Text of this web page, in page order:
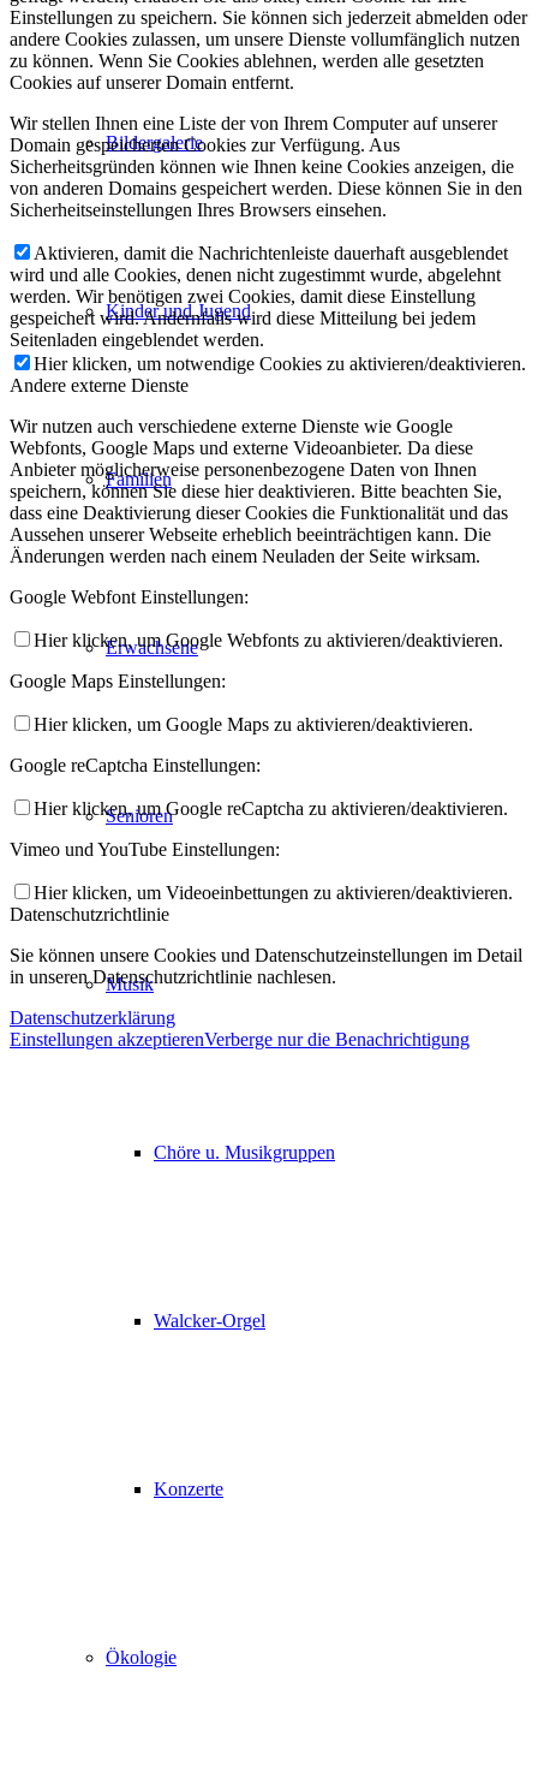
Bildergalerie
Kinder und Jugend
Familien
Erwachsene
Senioren
Musik
Chöre u. Musikgruppen
Walcker-Orgel
Konzerte
Ökologie
Einstellungen zu speichern. Sie können sich jederzeit abmelden oder
andere Cookies zulassen, um unsere Dienste vollumfänglich nutzen
zu können. Wenn Sie Cookies ablehnen, werden alle gesetzten
Cookies auf unserer Domain entfernt.
Wir stellen Ihnen eine Liste der von Ihrem Computer auf unserer
Domain gespeicherten Cookies zur Verfügung. Aus
Sicherheitsgründen können wie Ihnen keine Cookies anzeigen, die
von anderen Domains gespeichert werden. Diese können Sie in den
Sicherheitseinstellungen Ihres Browsers einsehen.
Aktivieren, damit die Nachrichtenleiste dauerhaft ausgeblendet
wird und alle Cookies, denen nicht zugestimmt wurde, abgelehnt
werden. Wir benötigen zwei Cookies, damit diese Einstellung
gespeichert wird. Andernfalls wird diese Mitteilung bei jedem
Seitenladen eingeblendet werden.
Hier klicken, um notwendige Cookies zu aktivieren/deaktivieren.
Andere externe Dienste
Wir nutzen auch verschiedene externe Dienste wie Google
Webfonts, Google Maps und externe Videoanbieter. Da diese
Anbieter möglicherweise personenbezogene Daten von Ihnen
speichern, können Sie diese hier deaktivieren. Bitte beachten Sie,
dass eine Deaktivierung dieser Cookies die Funktionalität und das
Aussehen unserer Webseite erheblich beeinträchtigen kann. Die
Änderungen werden nach einem Neuladen der Seite wirksam.
Google Webfont Einstellungen:
Hier klicken, um Google Webfonts zu aktivieren/deaktivieren.
Google Maps Einstellungen:
Hier klicken, um Google Maps zu aktivieren/deaktivieren.
Google reCaptcha Einstellungen:
Hier klicken, um Google reCaptcha zu aktivieren/deaktivieren.
Vimeo und YouTube Einstellungen:
Hier klicken, um Videoeinbettungen zu aktivieren/deaktivieren.
Datenschutzrichtlinie
Sie können unsere Cookies und Datenschutzeinstellungen im Detail
in unseren Datenschutzrichtlinie nachlesen.
Datenschutzerklärung
Einstellungen akzeptierenVerberge nur die Benachrichtigung